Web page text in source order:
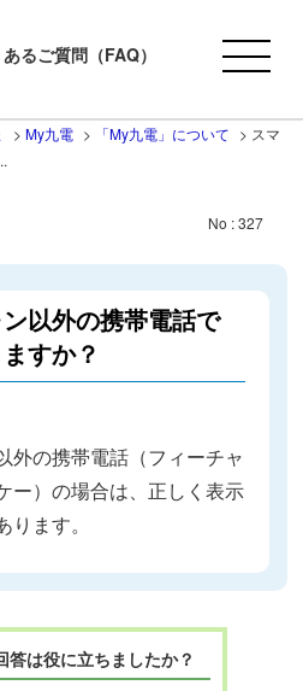
るご質問（FAQ）
>My九電 > 「My九電」について > スマ
No : 327
以外の携帯電話で
すか？
外の携帯電話（フィーチャ
ー）の場合は、正しく表示
ます。
答は役に立ちましたか？